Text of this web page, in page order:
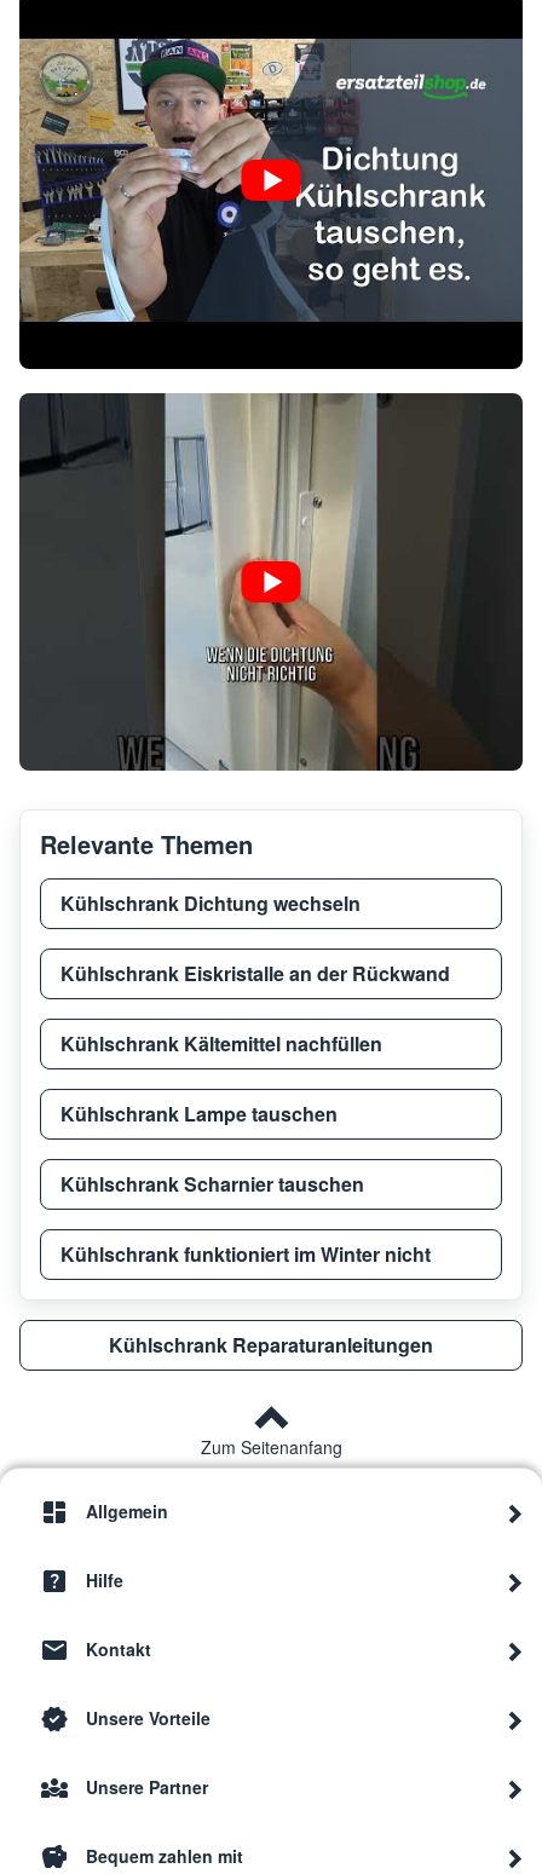
Relevante Themen
Kühlschrank Dichtung wechseln
Kühlschrank Eiskristalle an der Rückwand
Kühlschrank Kältemittel nachfüllen
Kühlschrank Lampe tauschen
Kühlschrank Scharnier tauschen
Kühlschrank funktioniert im Winter nicht
Kühlschrank Reparaturanleitungen
Zum Seitenanfang
Allgemein
Hilfe
Kontakt
Unsere Vorteile
Unsere Partner
Bequem zahlen mit